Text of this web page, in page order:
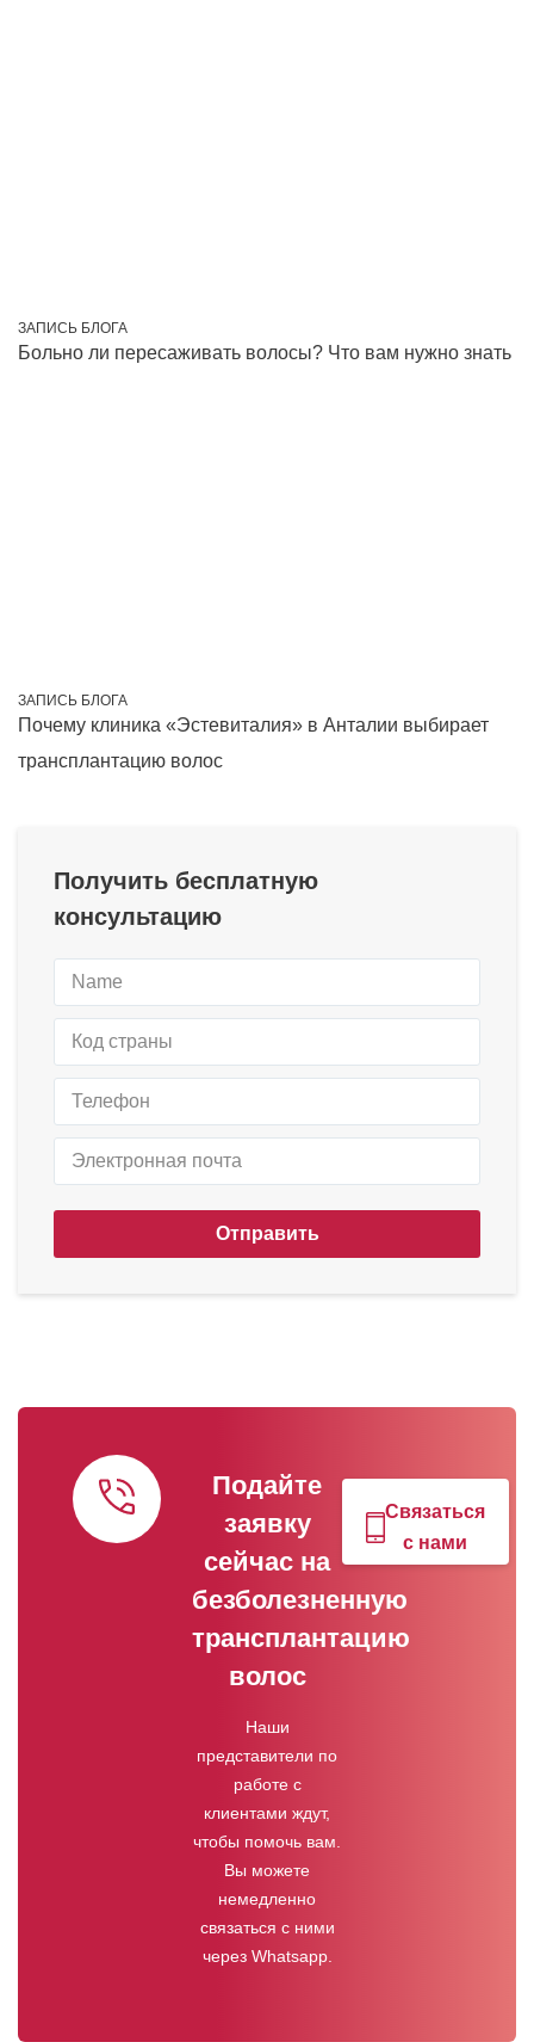
ЗАПИСЬ БЛОГА
Больно ли пересаживать волосы? Что вам нужно знать
ЗАПИСЬ БЛОГА
Почему клиника «Эстевиталия» в Анталии выбирает
трансплантацию волос
Получить бесплатную
консультацию
Отправить
Подайте
заявку
сейчас на
безболезненную
трансплантацию
волос
Наши
представители по
работе с
клиентами ждут,
чтобы помочь вам.
Вы можете
немедленно
связаться с ними
через Whatsapp.
Связаться
с нами